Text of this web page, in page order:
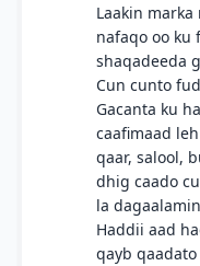
Laakin marka
nafaqo oo ku
shaqadeeda
Cun cunto
Gacanta ku
caafimaad
qaar, salool,
dhig caado
la
Haddii aad
qayb